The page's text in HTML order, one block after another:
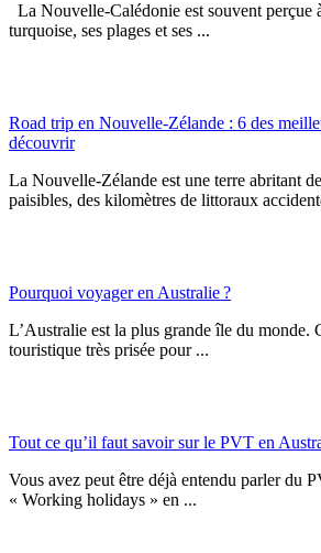
La Nouvelle-Calédonie est souvent perçue
turquoise, ses plages et ses ...
Road trip en Nouvelle-Zélande : 6 des
découvrir
La Nouvelle-Zélande est une terre abritant
paisibles, des kilomètres de littoraux
Pourquoi voyager en Australie ?
L’Australie est la plus grande île du monde.
touristique très prisée pour ...
Tout ce qu’il faut savoir sur le PVT en
Vous avez peut être déjà entendu parler du
« Working holidays » en ...